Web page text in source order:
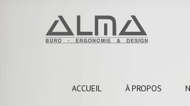
ACCUEIL À PROPOS